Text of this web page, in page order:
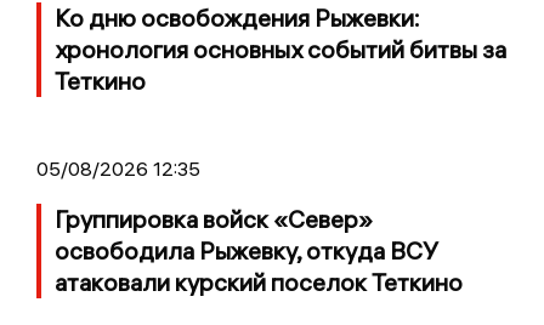
Ко дню освобождения Рыжевки:
хронология основных событий битвы за
Теткино
05/08/2026 12:35
Группировка войск «Север»
освободила Рыжевку, откуда ВСУ
атаковали курский поселок Теткино